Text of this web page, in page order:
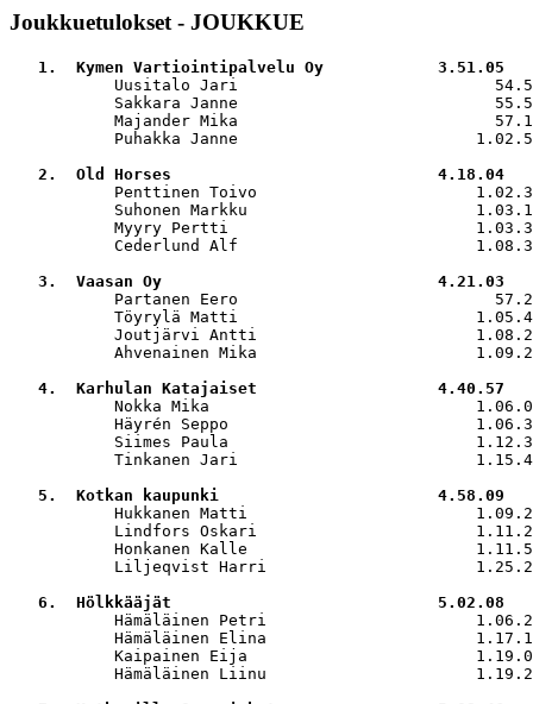
Joukkuetulokset - JOUKKUE
   1.  Kymen Vartiointipalvelu Oy            3.51.05
Uusitalo Jari
Sakkara Janne
Majander Mika
Puhakka Janne
   2.  Old Horses                            4.18.04
Penttinen Toivo
Suhonen Markku
Myyry Pertti
Cederlund Alf
   3.  Vaasan Oy                             4.21.03
Partanen Eero
Töyrylä Matti
Joutjärvi Antti
Ahvenainen Mika
   4.  Karhulan Katajaiset                   4.40.57
Nokka Mika
Häyrén Seppo
Siimes Paula
Tinkanen Jari
   5.  Kotkan kaupunki                       4.58.09
Hukkanen Matti
Lindfors Oskari
Honkanen Kalle
Liljeqvist Harri
   6.  Hölkkääjät                            5.02.08
Hämäläinen Petri
Hämäläinen Elina
Kaipainen Eija
Hämäläinen Liinu